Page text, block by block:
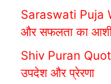
Saraswati Puja
और सफलता का
Shiv Puran
उपदेश और प्रेरणा